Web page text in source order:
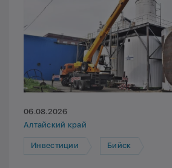
06.08.2026
Алтайский край
Инвестиции Бийск